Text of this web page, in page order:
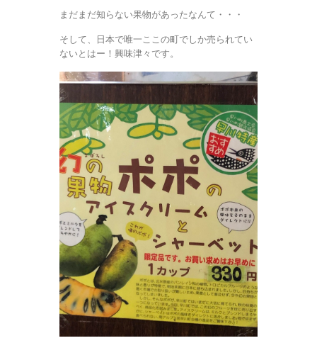
まだまだ知らない果物があったなんて・・・
そして、日本で唯一ここの町でしか売られてい
ないとはー！興味津々です。